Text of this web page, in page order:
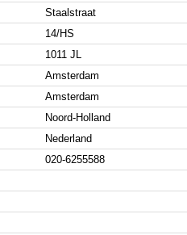
Staalstraat
14/HS
1011 JL
Amsterdam
Amsterdam
Noord-Holland
Nederland
020-6255588